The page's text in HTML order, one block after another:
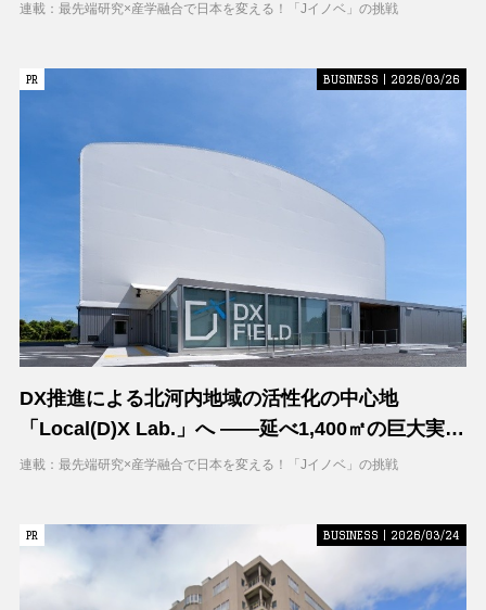
連載：最先端研究×産学融合で日本を変える！「Jイノベ」の挑戦
PR
PR BUSINESS | 2026/03/26
DX推進による北河内地域の活性化の中心地
「Local(D)X Lab.」へ ――延べ1,400㎡の巨大実証
空間で地域DXに挑む 大阪工業大学 DXフィールド
連載：最先端研究×産学融合で日本を変える！「Jイノベ」の挑戦
PR
PR BUSINESS | 2026/03/24